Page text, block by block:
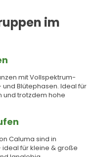
im
mit Vollspektrum-
Blütephasen. Ideal für
und trotzdem hohe
Caluma sind in
für kleine & große